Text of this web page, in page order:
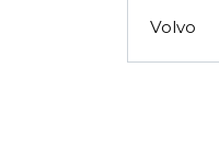
Volvo